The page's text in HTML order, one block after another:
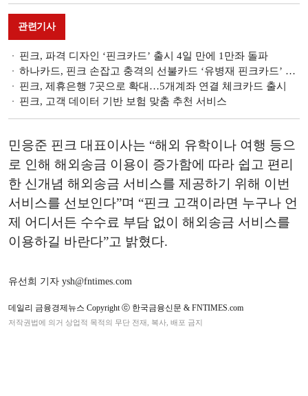
관련기사
핀크, 파격 디자인 ‘핀크카드’ 출시 4일 만에 1만좌 돌파
하나카드, 핀크 손잡고 충격의 선불카드 ‘유병재 핀크카드’ 출시
핀크, 제휴은행 7곳으로 확대…5개계좌 연결 체크카드 출시
핀크, 고객 데이터 기반 보험 맞춤 추천 서비스
민응준 핀크 대표이사는 “해외 유학이나 여행 등으
로 인해 해외송금 이용이 증가함에 따라 쉽고 편리
한 신개념 해외송금 서비스를 제공하기 위해 이번
서비스를 선보인다”며 “핀크 고객이라면 누구나 언
제 어디서든 수수료 부담 없이 해외송금 서비스를
이용하길 바란다”고 밝혔다.
유선희 기자 ysh@fntimes.com
데일리 금융경제뉴스 Copyright ⓒ 한국금융신문 & FNTIMES.com
저작권법에 의거 상업적 목적의 무단 전재, 복사, 배포 금지